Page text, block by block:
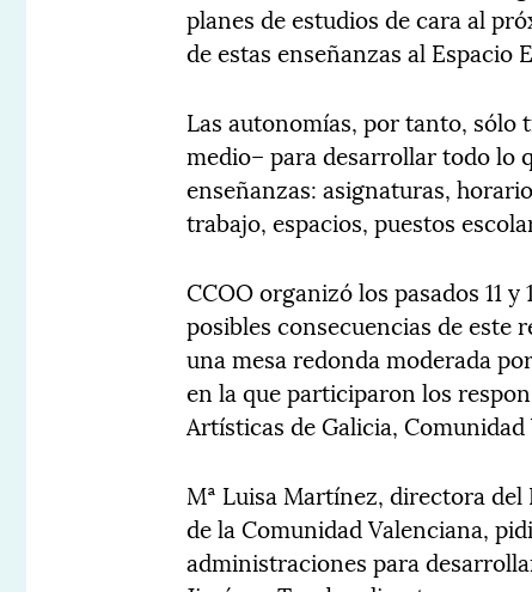
planes de estudios de cara al
de estas enseñanzas al Espacio
Las autonomías, por tanto, sólo
medio– para desarrollar todo lo
enseñanzas: asignaturas,
trabajo, espacios, puestos
CCOO organizó los pasados 11
posibles consecuencias de este
una mesa redonda moderada
en la que participaron los
Artísticas de Galicia,
Mª Luisa Martínez, directora
de la Comunidad Valenciana,
administraciones para